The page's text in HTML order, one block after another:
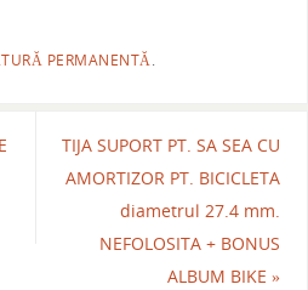
PERMANENTĂ.
TIJA SUPORT PT. SA SEA CU
AMORTIZOR PT. BICICLETA
diametrul 27.4 mm.
NEFOLOSITA + BONUS
ALBUM BIKE»